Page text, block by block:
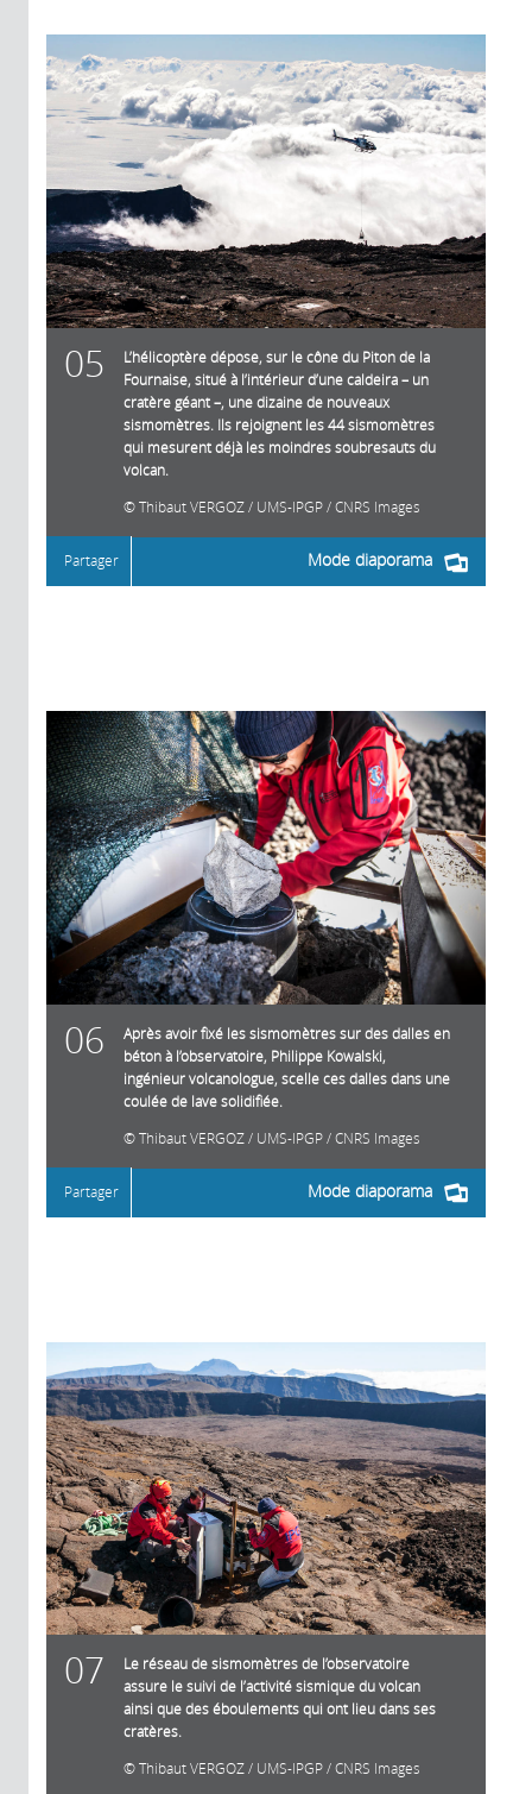
05
L’hélicoptère dépose, sur le cône du Piton de la
Fournaise, situé à l’intérieur d’une caldeira – un
cratère géant –, une dizaine de nouveaux
sismomètres. Ils rejoignent les 44 sismomètres
qui mesurent déjà les moindres soubresauts du
volcan.
Thibaut VERGOZ / UMS-IPGP / CNRS Images
Mode diaporama
Partager
06
Après avoir fixé les sismomètres sur des dalles en
béton à l’observatoire, Philippe Kowalski,
ingénieur volcanologue, scelle ces dalles dans une
coulée de lave solidifiée.
Thibaut VERGOZ / UMS-IPGP / CNRS Images
Mode diaporama
Partager
07
Le réseau de sismomètres de l’observatoire
assure le suivi de l’activité sismique du volcan
ainsi que des éboulements qui ont lieu dans ses
cratères.
Thibaut VERGOZ / UMS-IPGP / CNRS Images